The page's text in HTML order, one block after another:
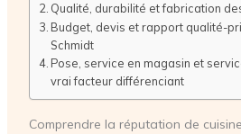
Qualité, durabilité et fabrication
Budget, devis et rapport qualité-
Schmidt
Pose, service en magasin et
vrai facteur différenciant
Comprendre la réputation de